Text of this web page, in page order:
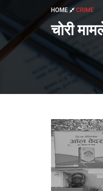
HOME CRIME
चोरी